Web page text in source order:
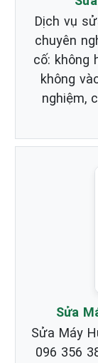
Dịch vụ
chuyên
cố: không
không
nghiệm,
Sửa
Sửa Máy
096 356